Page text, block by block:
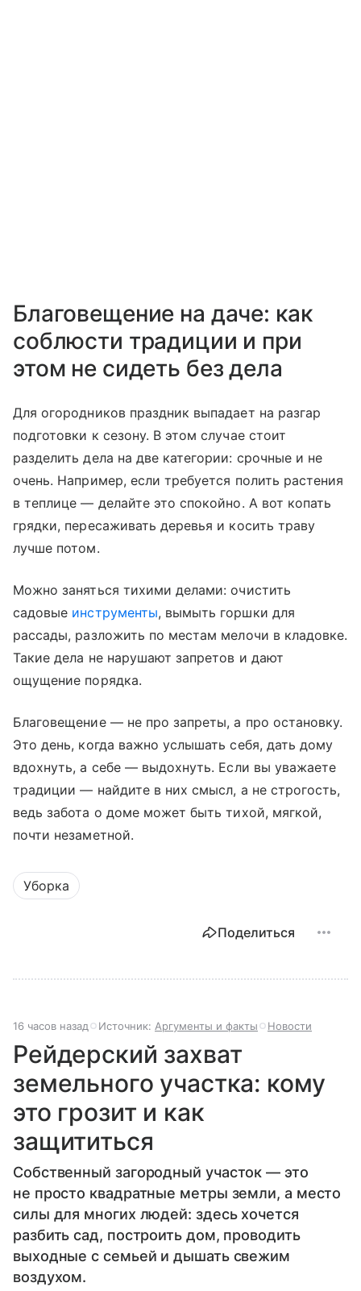
Благовещение на даче: как
соблюсти традиции и при
этом не сидеть без дела
Для огородников праздник выпадает на разгар
подготовки к сезону. В этом случае стоит
разделить дела на две категории: срочные и не
очень. Например, если требуется полить растения
в теплице — делайте это спокойно. А вот копать
грядки, пересаживать деревья и косить траву
лучше потом.
Можно заняться тихими делами: очистить
садовые инструменты, вымыть горшки для
рассады, разложить по местам мелочи в кладовке.
Такие дела не нарушают запретов и дают
ощущение порядка.
Благовещение — не про запреты, а про остановку.
Это день, когда важно услышать себя, дать дому
вдохнуть, а себе — выдохнуть. Если вы уважаете
традиции — найдите в них смысл, а не строгость,
ведь забота о доме может быть тихой, мягкой,
почти незаметной.
Уборка
Поделиться
16 часов назад Источник: Аргументы и факты Новости
Рейдерский захват
земельного участка: кому
это грозит и как
защититься
Собственный загородный участок — это
не просто квадратные метры земли, а место
силы для многих людей: здесь хочется
разбить сад, построить дом, проводить
выходные с семьей и дышать свежим
воздухом.